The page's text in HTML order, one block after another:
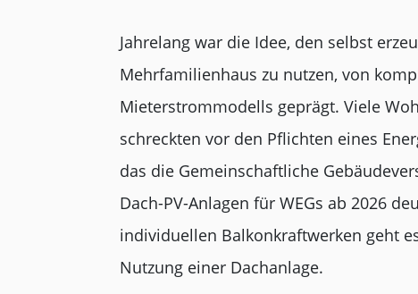
Jahrelang war die Idee, den selbst
Mehrfamilienhaus zu nutzen, von
Mieterstrommodells geprägt. Viele
schreckten vor den Pflichten eines
das die Gemeinschaftliche
Dach-PV-Anlagen für WEGs ab 2026
individuellen Balkonkraftwerken geht
Nutzung einer Dachanlage.